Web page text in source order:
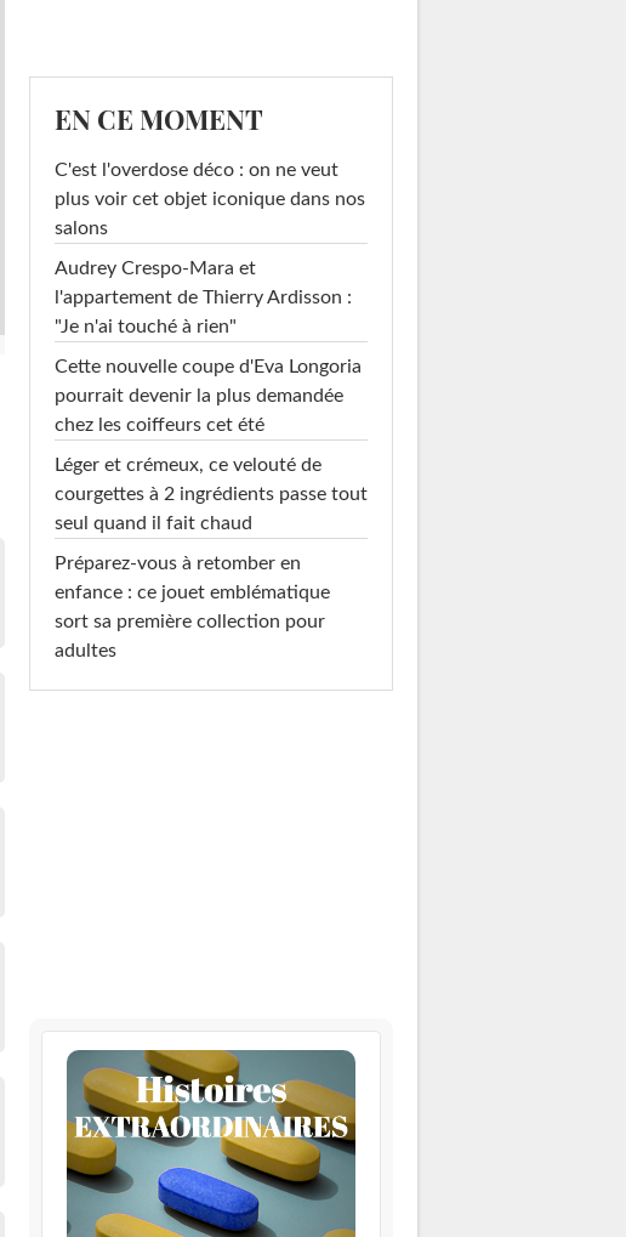
EN CE MOMENT
C'est l'overdose déco : on ne veut
plus voir cet objet iconique dans nos
salons
Audrey Crespo-Mara et
l'appartement de Thierry Ardisson :
"Je n'ai touché à rien"
Cette nouvelle coupe d'Eva Longoria
pourrait devenir la plus demandée
chez les coiffeurs cet été
Léger et crémeux, ce velouté de
courgettes à 2 ingrédients passe tout
seul quand il fait chaud
Préparez-vous à retomber en
enfance : ce jouet emblématique
sort sa première collection pour
adultes